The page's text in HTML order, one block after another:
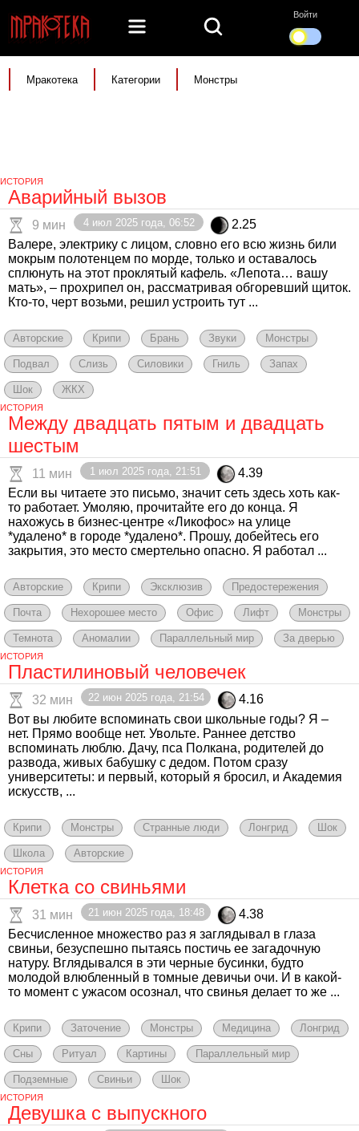
Войти
Мракотека Категории Монстры
ИСТОРИЯ
Аварийный вызов
9 мин 4 июл 2025 года, 06:52
2.25
Валере, электрику с лицом, словно его всю жизнь били
мокрым полотенцем по морде, только и оставалось
сплюнуть на этот проклятый кафель. «Лепота… вашу
мать», – прохрипел он, рассматривая обгоревший щиток.
Кто-то, черт возьми, решил устроить тут ...
Авторские Крипи Брань Звуки Монстры
Подвал Слизь Силовики Гниль Запах
Шок ЖКХ
ИСТОРИЯ
Между двадцать пятым и двадцать
шестым
11 мин 1 июл 2025 года, 21:51
4.39
Если вы читаете это письмо, значит сеть здесь хоть как-
то работает. Умоляю, прочитайте его до конца. Я
нахожусь в бизнес-центре «Ликофос» на улице
*удалено* в городе *удалено*. Прошу, добейтесь его
закрытия, это место смертельно опасно. Я работал ...
Авторские Крипи Эксклюзив Предостережения
Почта Нехорошее место Офис Лифт Монстры
Темнота Аномалии Параллельный мир За дверью
ИСТОРИЯ
Пластилиновый человечек
32 мин 22 июн 2025 года, 21:54
4.16
Вот вы любите вспоминать свои школьные годы? Я –
нет. Прямо вообще нет. Увольте. Раннее детство
вспоминать люблю. Дачу, пса Полкана, родителей до
развода, живых бабушку с дедом. Потом сразу
университеты: и первый, который я бросил, и Академия
искусств, ...
Крипи Монстры Странные люди Лонгрид Шок
Школа Авторские
ИСТОРИЯ
Клетка со свиньями
31 мин 21 июн 2025 года, 18:48
4.38
Бесчисленное множество раз я заглядывал в глаза
свиньи, безуспешно пытаясь постичь ее загадочную
натуру. Вглядывался в эти черные бусинки, будто
молодой влюбленный в томные девичьи очи. И в какой-
то момент с ужасом осознал, что свинья делает то же ...
Крипи Заточение Монстры Медицина Лонгрид
Сны Ритуал Картины Параллельный мир
Подземные Свиньи Шок
ИСТОРИЯ
Девушка с выпускного